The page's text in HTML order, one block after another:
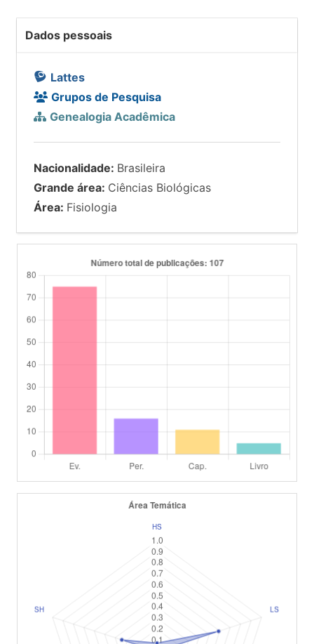
Dados pessoais
Lattes
Grupos de Pesquisa
Genealogia Acadêmica
Nacionalidade: Brasileira
Grande área: Ciências Biológicas
Área: Fisiologia